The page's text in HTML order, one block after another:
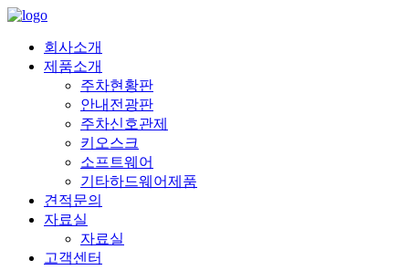
Skip
content회사소개
제품소개
주차현황판
안내전광판
주차신호관제
키오스크
소프트웨어
기타하드웨어제품
견적문의
자료실
자료실
고객센터